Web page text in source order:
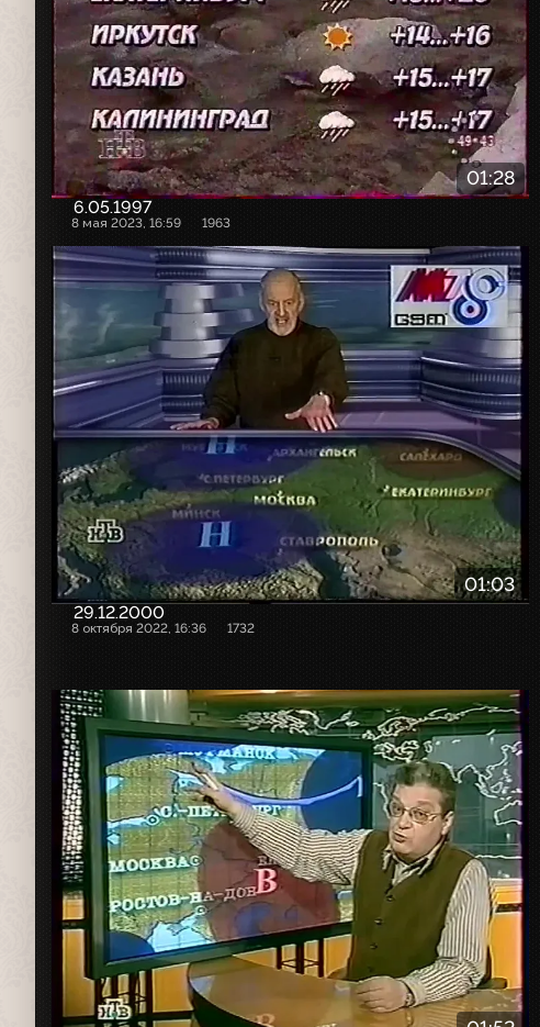
01:28
6.05.1997
8 мая 2023, 16:59 1963
01:03
29.12.2000
8 октября 2022, 16:36 1732